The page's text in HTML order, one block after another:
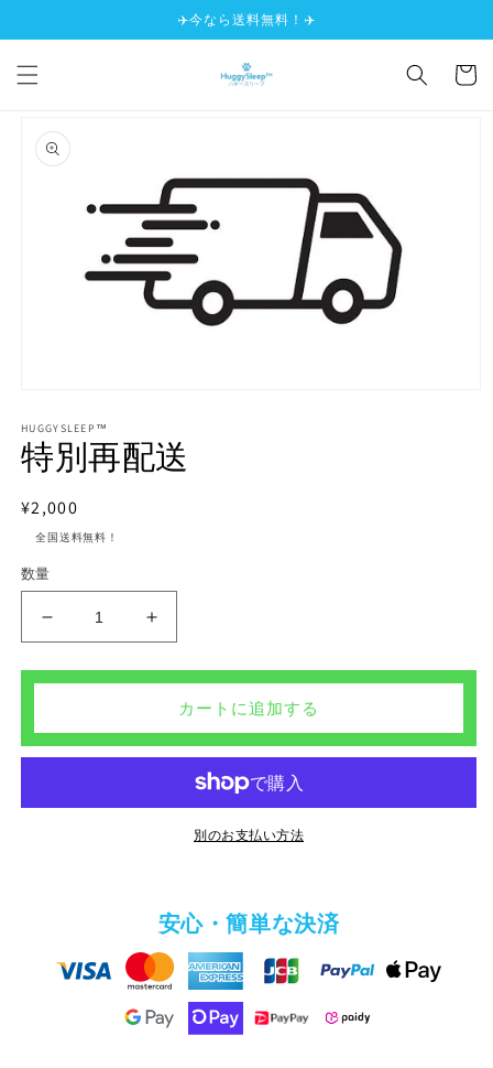
に進む
✈️今なら送料無料！✈️
カ
ー
商品情報に
スキップ
ダ
ル
で
メ
デ
(1)
を
HUGGYSLEEP™
特別再配送
通
常
格
¥2,000
全国送料無料！
数量
再
送
の
量
特
再
送
の
量
す
カートに追加する
別のお支払い方法
安心・簡単な決済